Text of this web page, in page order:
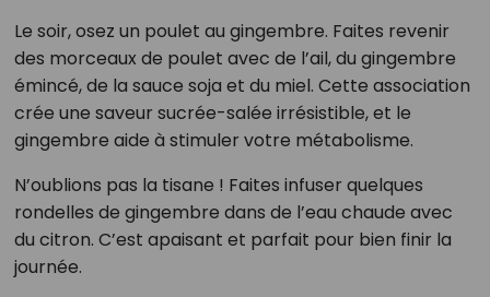
Le soir, osez un poulet au gingembre. Faites revenir
des morceaux de poulet avec de l’ail, du gingembre
émincé, de la sauce soja et du miel. Cette association
crée une saveur sucrée-salée irrésistible, et le
gingembre aide à stimuler votre métabolisme.
N’oublions pas la tisane ! Faites infuser quelques
rondelles de gingembre dans de l’eau chaude avec
du citron. C’est apaisant et parfait pour bien finir la
journée.